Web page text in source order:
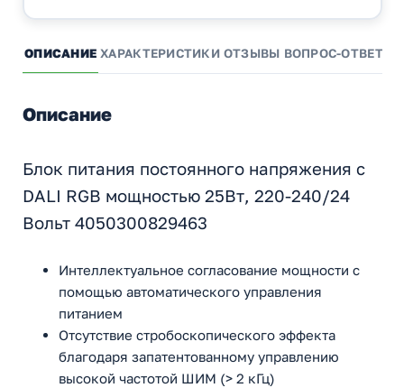
ОПИСАНИЕ ХАРАКТЕРИСТИКИ ОТЗЫВЫ ВОПРОС-ОТВЕТ
Описание
Блок питания постоянного напряжения с
DALI RGB мощностью 25Вт, 220-240/24
Вольт 4050300829463
Интеллектуальное согласование мощности с
помощью автоматического управления
питанием
Отсутствие стробоскопического эффекта
благодаря запатентованному управлению
высокой частотой ШИМ (> 2 кГц)